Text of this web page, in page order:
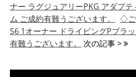
ナー ラグジュアリーPKG アダプ
ム ご成約有難うございます。
◇ご
S6 1オーナー ドライビングPブラ
有難うございます。
次の記事 >